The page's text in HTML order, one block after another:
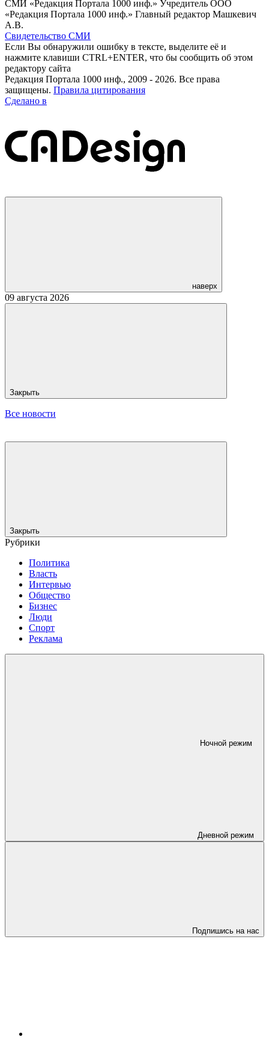
СМИ «Редакция Портала 1000 инф.» Учредитель ООО
«Редакция Портала 1000 инф.» Главный редактор Машкевич
А.В.
Свидетельство СМИ
Если Вы обнаружили ошибку в тексте, выделите её и
нажмите клавиши CTRL+ENTER, что бы сообщить об этом
редактору сайта
Редакция Портала 1000 инф., 2009 - 2026. Все права
защищены. Правила цитирования
Сделано в
наверх
09 августа 2026
Закрыть
Все новости
Закрыть
Рубрики
Политика
Власть
Интервью
Общество
Бизнес
Люди
Спорт
Реклама
Ночной режим
Дневной режим
Подпишись на нас